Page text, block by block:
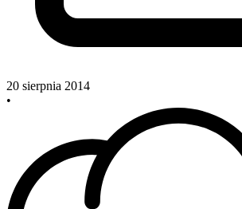
20 sierpnia 2014
•